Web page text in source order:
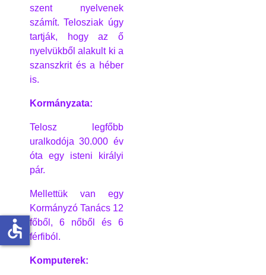
szent nyelvenek
számít. Telosziak úgy
tartják, hogy az ő
nyelvükből alakult ki a
szanszkrit és a héber
is.
Kormányzata:
Telosz legfőbb
uralkodója 30.000 év
óta egy isteni királyi
pár.
Mellettük van egy
Kormányzó Tanács 12
főből, 6 nőből és 6
férfiból.
Komputerek:
accessible